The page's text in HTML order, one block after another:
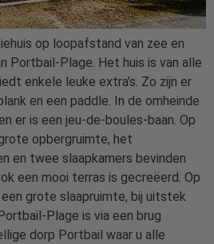
op loopafstand van zee en
Portbail-Plage. Het huis is van alle
enkele leuke extra’s. Zo zijn er
en een paddle. In de omheinde
er is een jeu-de-boules-baan. Op
opbergruimte, het
en twee slaapkamers bevinden
een mooi terras is gecreëerd. Op
grote slaapruimte, bij uitstek
Plage is via een brug
dorp Portbail waar u alle